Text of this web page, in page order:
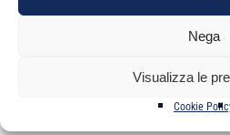
Nega
Visualizza le
Cookie
Prorogato il termine